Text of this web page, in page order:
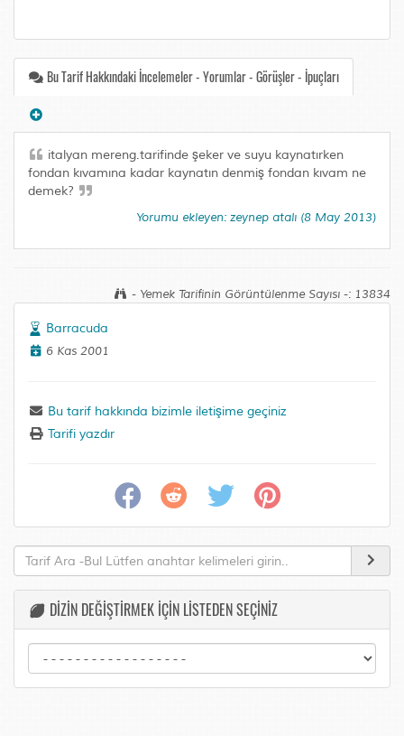
Bu Tarif Hakkındaki İncelemeler - Yorumlar - Görüşler - İpuçları
italyan mereng.tarifinde şeker ve suyu kaynatırken
fondan kıvamına kadar kaynatın denmiş fondan kıvam ne
demek?
Yorumu ekleyen: zeynep atalı (8 May 2013)
- Yemek Tarifinin Görüntülenme Sayısı -: 13834
Barracuda
6 Kas 2001
Bu tarif hakkında bizimle iletişime geçiniz
Tarifi yazdır
DİZİN DEĞİŞTİRMEK İÇİN LİSTEDEN SEÇİNİZ